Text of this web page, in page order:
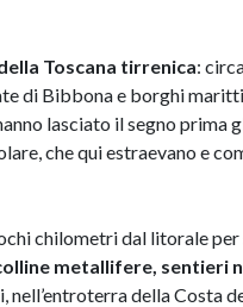
Toscana tirrenica:
di Bibbona e borghi
lasciato il segno prima
che qui estraevano e
chilometri dal litorale
metallifere, sentieri
nell’entroterra della Costa